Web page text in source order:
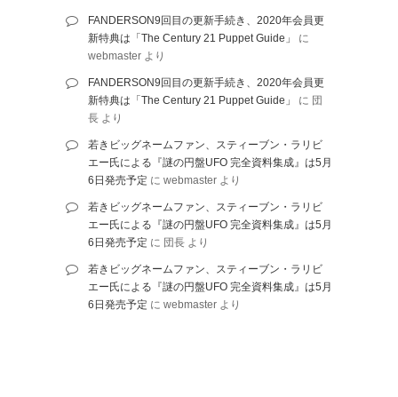
FANDERSON9回目の更新手続き、2020年会員更
新特典は「The Century 21 Puppet Guide」
に
webmaster より
FANDERSON9回目の更新手続き、2020年会員更
新特典は「The Century 21 Puppet Guide」
に 団
長 より
若きビッグネームファン、スティーブン・ラリビ
エー氏による『謎の円盤UFO 完全資料集成』は5月
6日発売予定 に webmaster より
若きビッグネームファン、スティーブン・ラリビ
エー氏による『謎の円盤UFO 完全資料集成』は5月
6日発売予定 に 団長 より
若きビッグネームファン、スティーブン・ラリビ
エー氏による『謎の円盤UFO 完全資料集成』は5月
6日発売予定 に webmaster より